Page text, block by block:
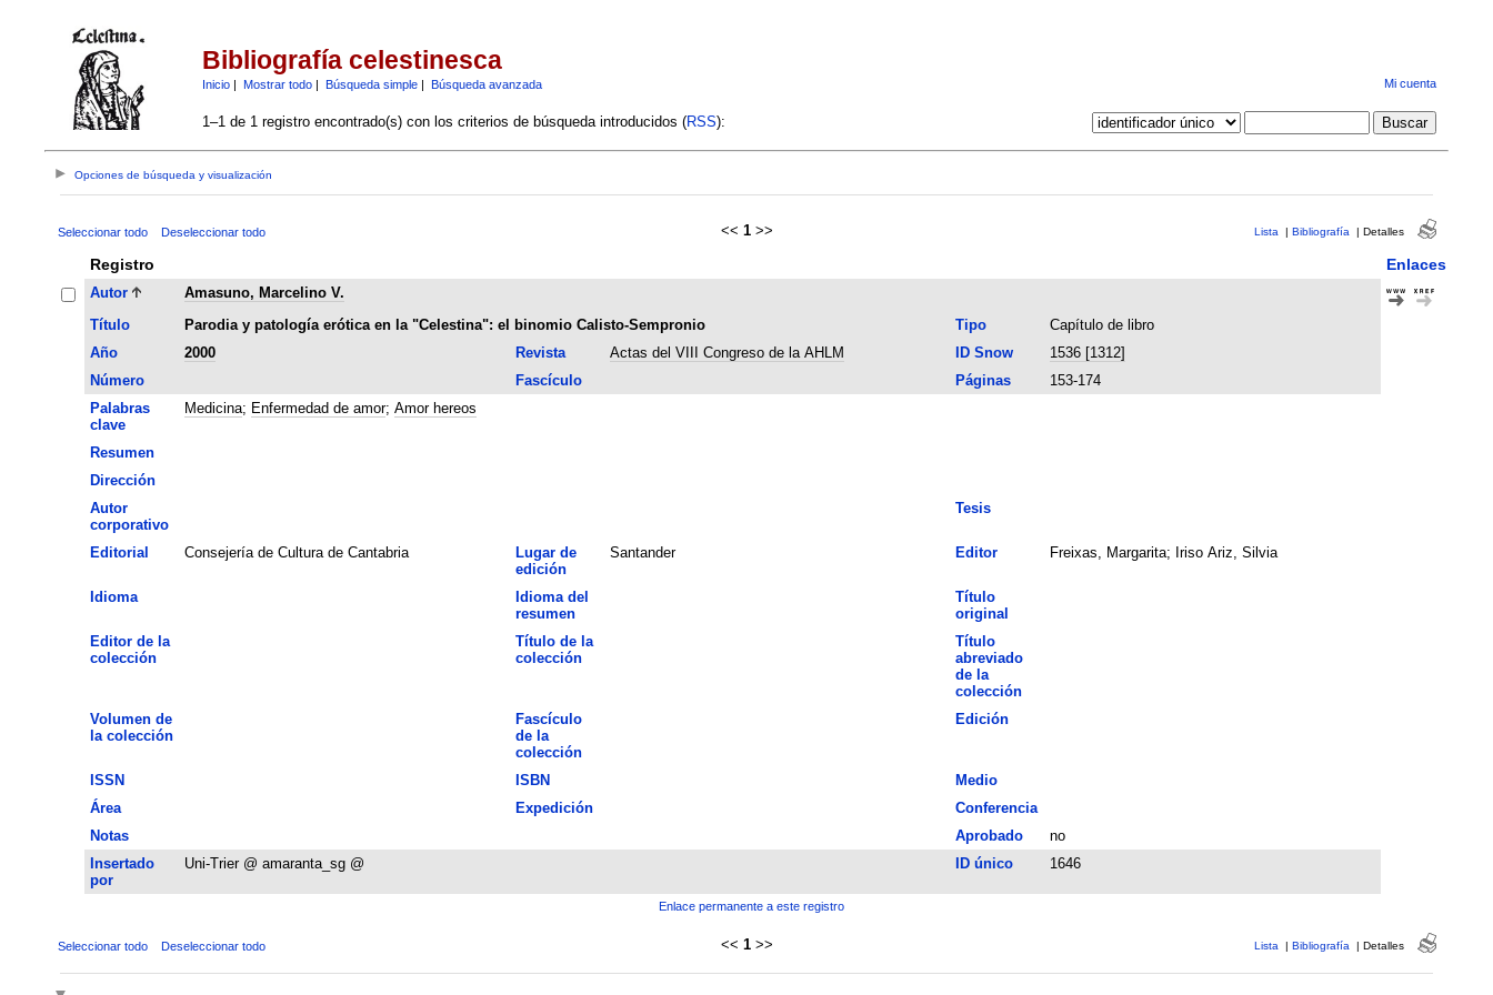
Bibliografía celestinesca
Inicio| Mostrar todo| Búsqueda simple| Búsqueda avanzada Mi cuenta
1–1 de 1 registro encontrado(s) con los criterios de búsqueda introducidos (RSS):
Opciones de búsqueda y visualización
Seleccionar todo Deseleccionar todo << 1 >> Lista | Bibliografía | Detalles
Registro Enlaces
Autor
Amasuno, Marcelino V.
Título
Parodia y patología erótica en la "Celestina": el binomio Calisto-Sempronio Tipo
Capítulo de libro
Año
2000 Revista Actas del VIII Congreso de la AHLM ID Snow
1536 [1312]
Número
Fascículo Páginas
153-174
Palabras
clave
Medicina; Enfermedad de amor; Amor hereos
Resumen
Dirección
Autor
corporativo
Tesis
Editorial Consejería de Cultura de Cantabria
Lugar de
edición
Santander Editor Freixas, Margarita; Iriso Ariz, Silvia
Idioma
Idioma del
resumen
Título
original
Editor de la
colección
Título de la
colección
Título
abreviado
de la
colección
Volumen de
la colección
Fascículo
de la
colección
Edición
ISSN ISBN
Medio
Área
Expedición
Conferencia
Notas
Aprobado
no
Insertado
por
Uni-Trier @ amaranta_sg @ ID único 1646
Enlace permanente a este registro
Seleccionar todo Deseleccionar todo << 1 >> Lista | Bibliografía | Detalles